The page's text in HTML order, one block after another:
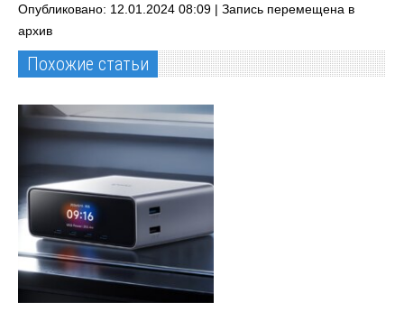
Опубликовано: 12.01.2024 08:09 | Запись перемещена в
архив
Похожие статьи